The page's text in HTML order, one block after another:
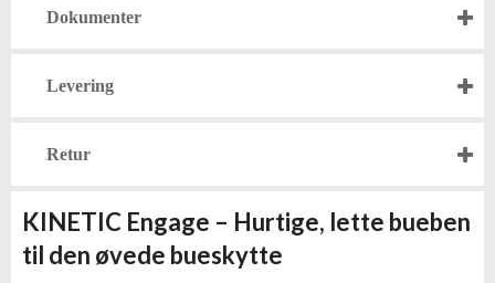
Dokumenter
Levering
Retur
KINETIC Engage – Hurtige, lette bueben
til den øvede bueskytte